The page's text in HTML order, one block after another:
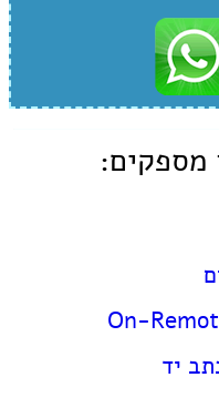
מספקים: